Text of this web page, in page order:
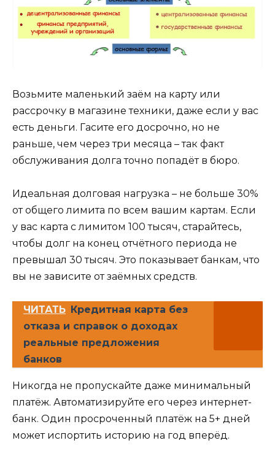
Возьмите маленький заём на карту или
рассрочку в магазине техники, даже если у вас
есть деньги. Гасите его досрочно, но не
раньше, чем через три месяца – так факт
обслуживания долга точно попадёт в бюро.
Идеальная долговая нагрузка – не больше 30%
от общего лимита по всем вашим картам. Если
у вас карта с лимитом 100 тысяч, старайтесь,
чтобы долг на конец отчётного периода не
превышал 30 тысяч. Это показывает банкам, что
вы не зависите от заёмных средств.
ЧИТАТЬ Кредитная карта без
отказа и справок о доходах
реальные предложения
банков
Никогда не пропускайте даже минимальный
платёж. Автоматизируйте его через интернет-
банк. Один просроченный платёж на 5+ дней
может испортить историю на год вперёд.